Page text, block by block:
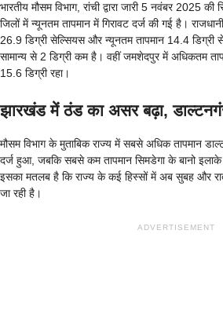
भारतीय मौसम विभाग, रांची द्वारा जारी 5 नवंबर 2025
जिलों में न्यूनतम तापमान में गिरावट दर्ज की गई है।
26.9 डिग्री सेल्सियस और न्यूनतम तापमान 14.4 डिग्री
सामान्य से 2 डिग्री कम है। वहीं जमशेदपुर में अधिकतम
15.6 डिग्री रहा।
झारखंड में ठंड का असर बढ़ा,
मौसम विभाग के मुताबिक राज्य में सबसे अधिक तापमान
दर्ज हुआ, जबकि सबसे कम तापमान सिमडेगा के बानो
इसका मतलब है कि राज्य के कई हिस्सों में अब सुबह और
जा रही है।
ADVERTISEMENT